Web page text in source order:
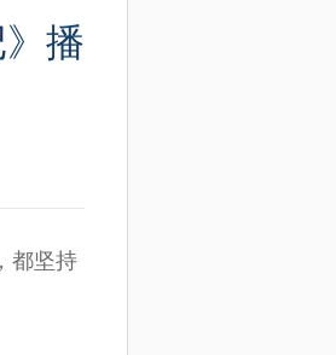
播
都坚持